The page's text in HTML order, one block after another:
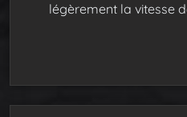
légèrement la vitesse